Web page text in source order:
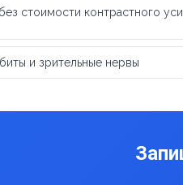
стоимости контрастного
и зрительные нервы